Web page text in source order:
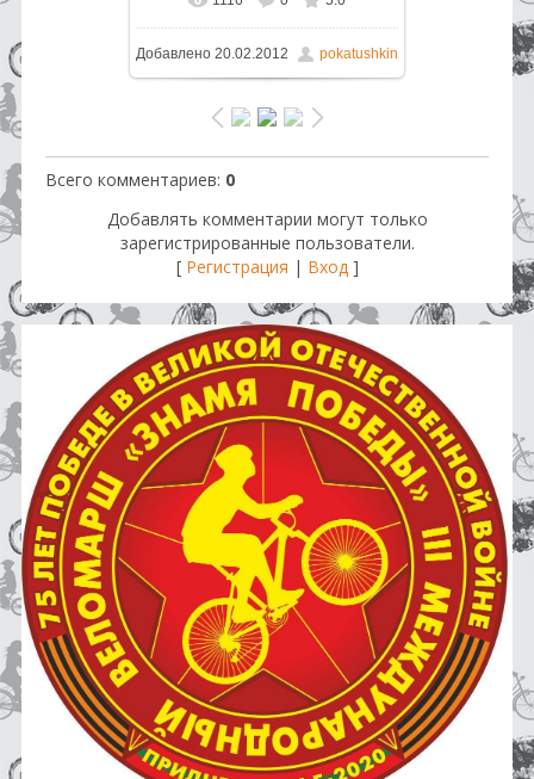
В реальном размере 800x592
220.0Kb
Добавлено 20.02.2012 pokatushkin
Всего комментариев: 0
Добавлять комментарии могут только
зарегистрированные пользователи.
[ Регистрация | Вход]